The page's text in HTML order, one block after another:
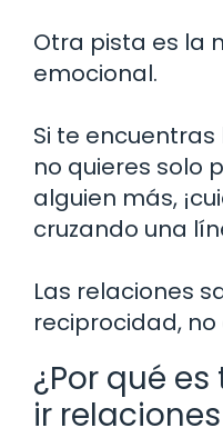
Otra pista es la
emocional.
Si te
no quieres solo
alguien más,
cruzando una
Las relaciones
reciprocidad, no
¿Por qué
ir